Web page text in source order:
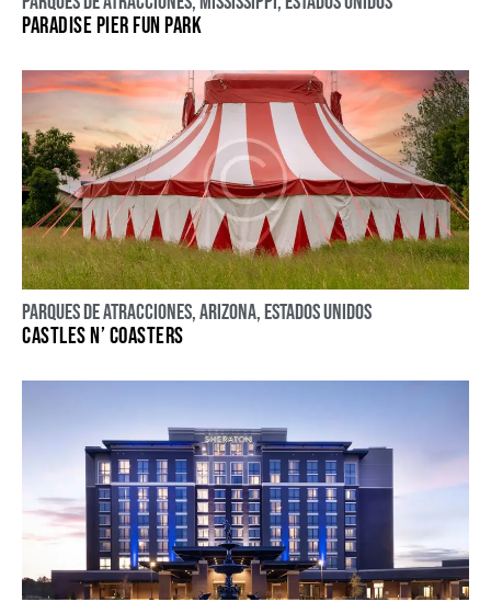
PARADISE PIER FUN PARK
Parques de atracciones,Arizona,Estados Unidos
CASTLES N’ COASTERS